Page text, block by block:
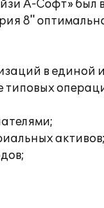
А-Софт» был
8"
в
типовых